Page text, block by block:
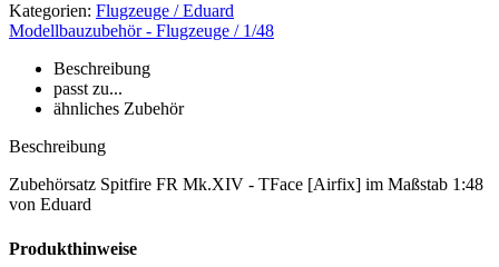
Kategorien: Flugzeuge / Eduard
Modellbauzubehör - Flugzeuge / 1/48
Beschreibung
passt zu...
ähnliches Zubehör
Beschreibung
Zubehörsatz Spitfire FR Mk.XIV - TFace [Airfix] im Maßstab 1:48
von Eduard
Produkthinweise